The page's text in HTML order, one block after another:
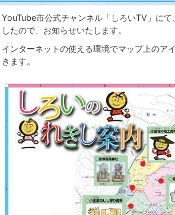
YouTube市公式チャンネル「しろいTV」に
したので、お知らせいたします。
インターネットの使える環境でマップ上のア
きます。